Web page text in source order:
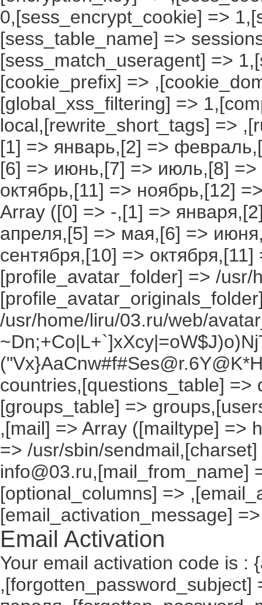
0,[sess_encrypt_cookie] =>
[sess_table_name] =>
[sess_match_useragent] =>
[cookie_prefix] =>
[global_xss_filtering] =>
local,[rewrite_short_tags] =>
[1] => январь,[2] =>
[6] => июнь,[7] => июль,[8] =>
октябрь,[11] => ноябрь,[12]
Array ([0] => -,[1] =>
апреля,[5] => мая,[6] =>
сентября,[10] =>
[profile_avatar_folder] => /
/usr/home/liru/03.ru/web/
countries,[questions_table]
[groups_table] =>
,[mail] => Array ([mailtype] =>
=> /usr/sbin/
info@03.ru,[mail_from_name]
[optional_columns] =>
[email_activation_message] =>
Email Activation
Your email activation code is :
,[forgotten_password_subject]